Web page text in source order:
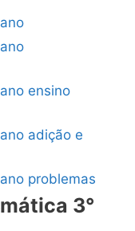
ensino
adição e
problemas
3°